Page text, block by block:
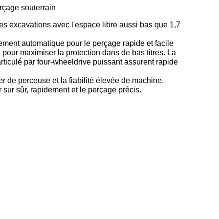
souterrain
excavations avec l'espace libre aussi bas que 1,7
automatique pour le perçage rapide et facile
maximiser la protection dans de bas titres. La
par four-wheeldrive puissant assurent rapide
de perceuse et la fiabilité élevée de machine.
sûr, rapidement et le perçage précis.